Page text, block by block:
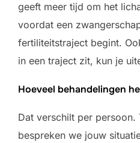
geeft meer tijd om het
voordat een
fertiliteitstraject begint.
in een traject zit, kun je
Hoeveel behandelingen
Dat verschilt per persoon.
bespreken we jouw